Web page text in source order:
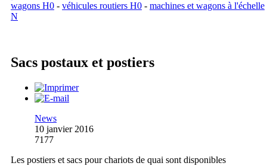
wagons H0 - véhicules routiers H0 - machines et wagons à l'échelle
N
Sacs postaux et postiers
News
10 janvier 2016
7177
Les postiers et sacs pour chariots de quai sont disponibles